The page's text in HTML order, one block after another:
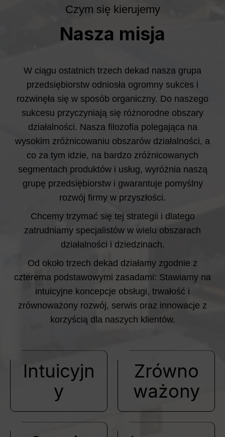
Czym się kierujemy
Nasza misja
W ciągu ostatnich trzech dekad nasza grupa
przedsiębiorstw odniosła ogromny sukces i
rozwinęła się w sposób organiczny. Do naszego
sukcesu przyczyniają się różnorodne obszary
działalności. Nasza filozofia polegająca na
wysokim zróżnicowaniu obszarów działalności, a
co za tym idzie, na bardzo zróżnicowanych
segmentach produktów i usług, wyróżnia naszą
grupę przedsiębiorstw i gwarantuje pomyślny
rozwój firmy w przyszłości.
Chcemy trzymać się tej strategii i dlatego
zatrudniamy specjalistów w wielu obszarach
działalności i dziedzinach.
Od około trzech dekad działamy zgodnie z
czterema podstawowymi zasadami: Stawiamy na
intuicyjne koncepcje obsługi, trwałość i
zrównoważony rozwój, serwis oraz innowacje z
korzyścią dla naszych klientów.
Intuicyjn
y
Zrówno
ważony